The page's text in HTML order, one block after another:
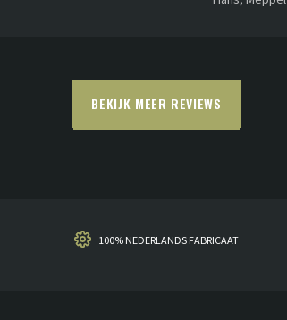
BEKIJK MEER REVIEWS
100% NEDERLANDS FABRICAAT